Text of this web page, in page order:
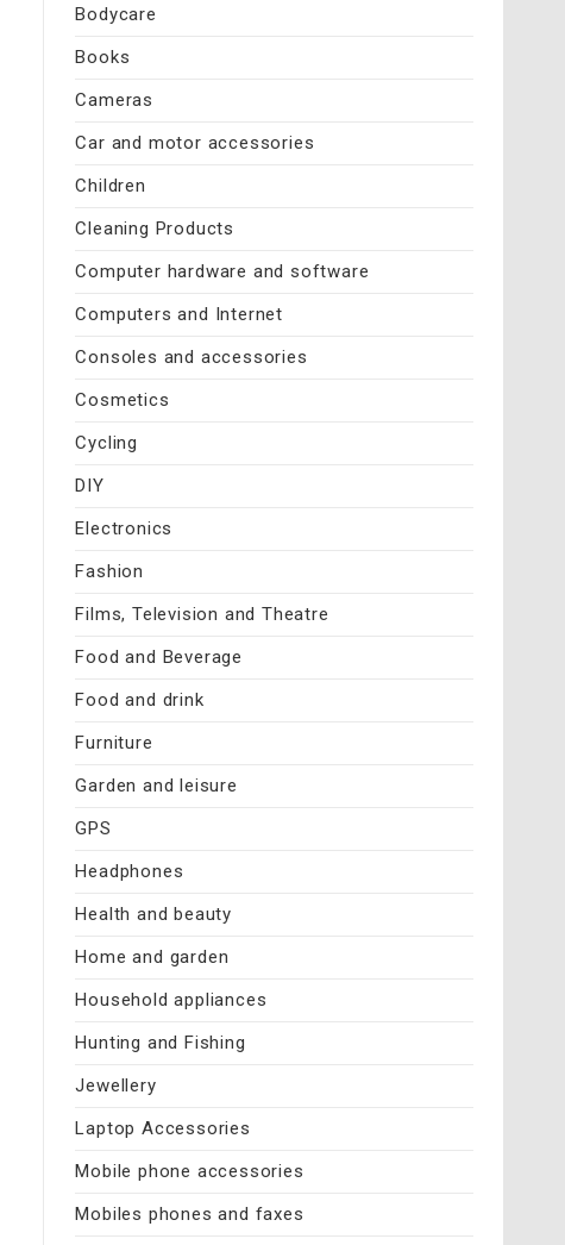
Bodycare
Books
Cameras
Car and motor accessories
Children
Cleaning Products
Computer hardware and software
Computers and Internet
Consoles and accessories
Cosmetics
Cycling
DIY
Electronics
Fashion
Films, Television and Theatre
Food and Beverage
Food and drink
Furniture
Garden and leisure
GPS
Headphones
Health and beauty
Home and garden
Household appliances
Hunting and Fishing
Jewellery
Laptop Accessories
Mobile phone accessories
Mobiles phones and faxes